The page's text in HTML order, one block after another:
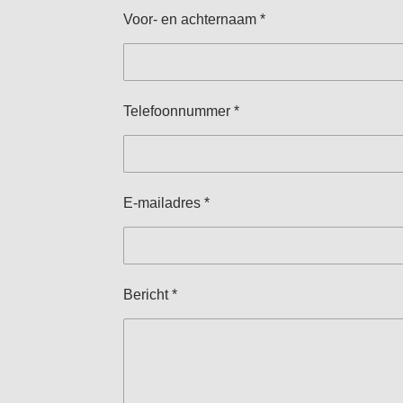
Voor- en achternaam *
Telefoonnummer *
E-mailadres *
Bericht *